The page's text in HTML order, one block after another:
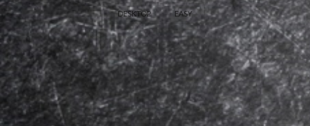
DESKTOP EASY